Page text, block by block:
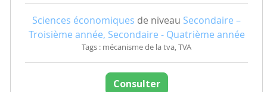
Sciences économiques de niveau Secondaire –
Troisième année, Secondaire - Quatrième année
Tags : mécanisme de la tva, TVA
Consulter